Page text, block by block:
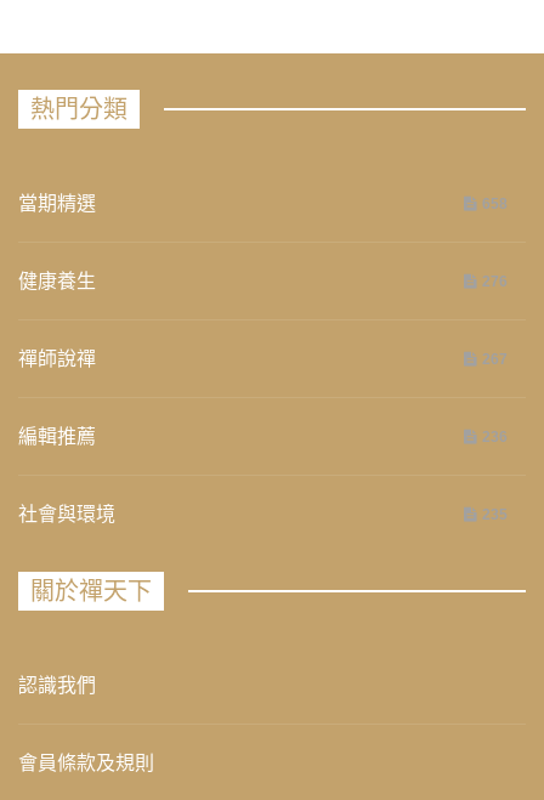
熱門分類
當期精選 658
健康養生 276
禪師說禪 267
編輯推薦 236
社會與環境 235
關於禪天下
認識我們
會員條款及規則